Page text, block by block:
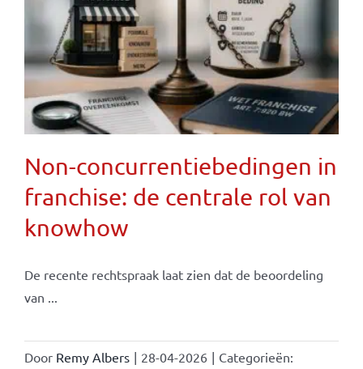
Non-concurrentiebedingen in
franchise: de centrale rol van
knowhow
De recente rechtspraak laat zien dat de beoordeling
van ...
Door Remy Albers | 28-04-2026 | Categorieën: